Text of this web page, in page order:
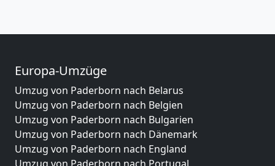
Europa-Umzüge
Umzug von Paderborn nach Belarus
Umzug von Paderborn nach Belgien
Umzug von Paderborn nach Bulgarien
Umzug von Paderborn nach Dänemark
Umzug von Paderborn nach England
Umzug von Paderborn nach Portugal